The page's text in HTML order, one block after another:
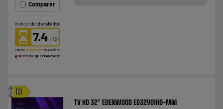
Comparer
7.4
D
A
G
TV HD 32" EDENWOOD ED32V01HD-MM